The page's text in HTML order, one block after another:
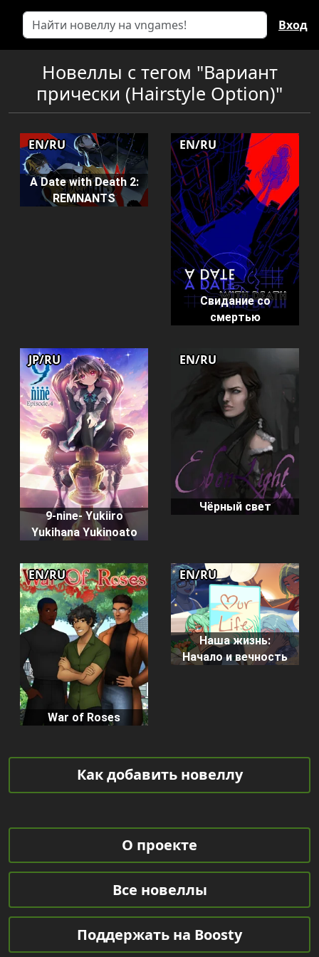
Вход
Новеллы с тегом "Вариант
прически (Hairstyle Option)"
A Date with Death 2:
REMNANTS
EN/RU
Свидание со
смертью
EN/RU
9-nine- Yukiiro
Yukihana Yukinoato
JP/RU
Чёрный свет
EN/RU
War of Roses
EN/RU
Наша жизнь:
Начало и вечность
EN/RU
Как добавить новеллу
О проекте
Все новеллы
Поддержать на Boosty